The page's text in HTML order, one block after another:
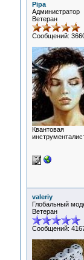
Pipa
Администратор
Ветеран
Сообщений:
Квантовая
valeriy
Глобальный
Ветеран
Сообщений: